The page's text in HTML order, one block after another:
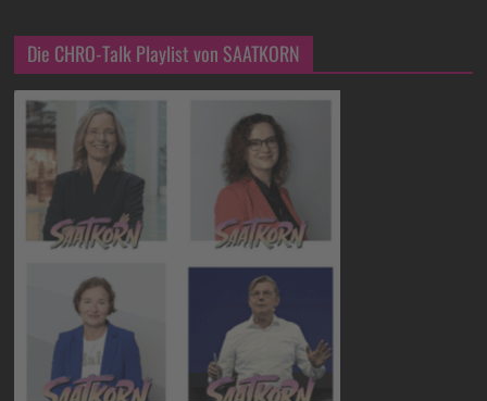
Die CHRO-Talk Playlist von SAATKORN